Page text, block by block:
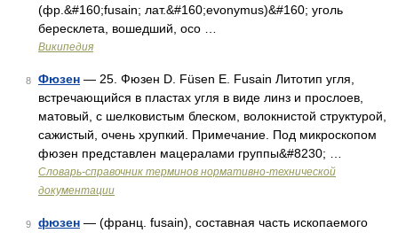
(фр.&#160;fusain; лат.&#160;evonymus)&#160; уголь
бересклета, вошедший, осо …
Википедия
8 Фюзен — 25. Фюзен D. Füsen E. Fusain Литотип угля,
встречающийся в пластах угля в виде линз и прослоев,
матовый, с шелковистым блеском, волокнистой структурой,
сажистый, очень хрупкий. Примечание. Под микроскопом
фюзен представлен мацералами группы&#8230; …
Словарь-справочник терминов нормативно-технической
документации
9 фюзен — (франц. fusain), составная часть ископаемого